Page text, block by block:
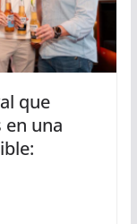
que
una